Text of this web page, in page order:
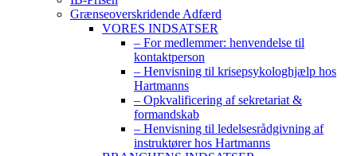
Grænseoverskridende Adfærd
VORES INDSATSER
– For medlemmer: henvendelse til
kontaktperson
– Henvisning til krisepsykologhjælp hos
Hartmanns
– Opkvalificering af sekretariat &
formandskab
– Henvisning til ledelsesrådgivning af
instruktører hos Hartmanns